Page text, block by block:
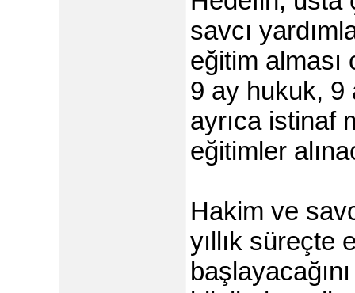
savcı
eğitim alması
9 ay hukuk, 9
ayrıca istinaf
eğitimler
Hakim ve
yıllık süreçte